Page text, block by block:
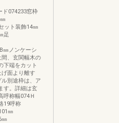
074233窓枠
ット装飾14㎜
足
㎜ノンケーシ
、玄関幅木の
下端をカット
面より離す
別途枠は、ア
す。詳細は玄
呼称幅074Ｈ
19呼称
㎜
㎜